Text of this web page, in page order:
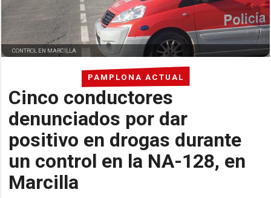
PAMPLONA ACTUAL
Cinco conductores
denunciados por dar
positivo en drogas durante
un control en la NA-128, en
Marcilla
CONTROL EN MARCILLA